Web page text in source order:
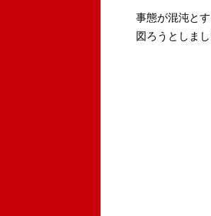
事態が混沌と
図ろうとしま